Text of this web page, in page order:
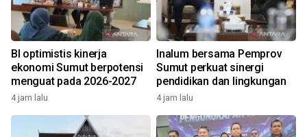
BI optimistis kinerja
ekonomi Sumut berpotensi
menguat pada 2026-2027
4 jam lalu
Inalum bersama Pemprov
Sumut perkuat sinergi
pendidikan dan lingkungan
4 jam lalu